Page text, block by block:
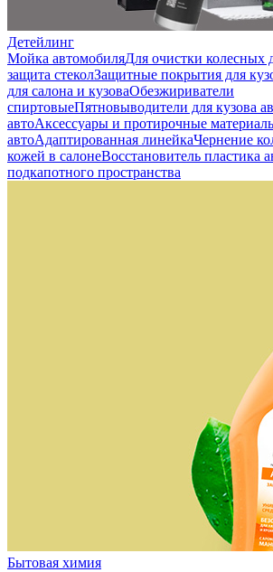
Детейлинг
Мойка автомобиляДля очистки колесных
защита стеколЗащитные покрытия для
для салона и кузоваОбезжириватели
спиртовыеПятновыводители для кузова
автоАксессуары и протирочные
автоАдаптированная линейкаЧернение
кожей в салонеВосстановитель пластика
подкапотного пространства
Бытовая химия